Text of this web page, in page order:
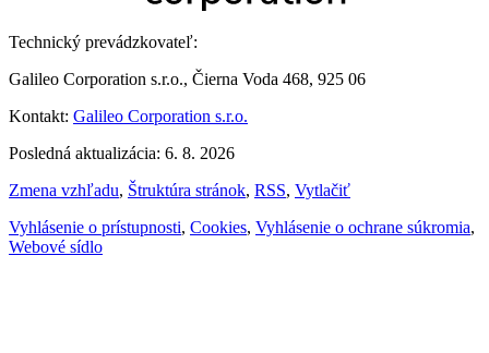
Technický prevádzkovateľ:
Galileo Corporation s.r.o., Čierna Voda 468, 925 06
Kontakt: Galileo Corporation s.r.o.
Posledná aktualizácia: 6. 8. 2026
Zmena vzhľadu, Štruktúra stránok, RSS, Vytlačiť
Vyhlásenie o prístupnosti, Cookies, Vyhlásenie o ochrane súkromia,
Webové sídlo